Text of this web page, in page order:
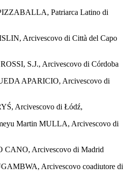
Patriarca Latino di
Arcivescovo di Città del Capo
S.J., Arcivescovo di Córdoba
APARICIO, Arcivescovo di
Arcivescovo di Łódź,
Martin MULLA, Arcivescovo di
CANO, Arcivescovo di Madrid
Arcivescovo coadiutore di